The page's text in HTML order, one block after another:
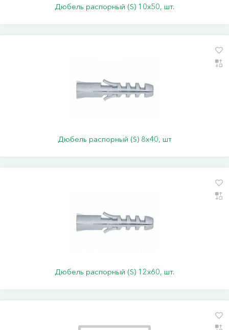
Дюбель распорный (S) 10х50, шт.
Дюбель распорный (S) 8х40, шт
Дюбель распорный (S) 12х60, шт.